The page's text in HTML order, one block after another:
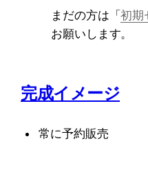
まだの方は「初期
お願いします。
完成イメージ
常に予約販売